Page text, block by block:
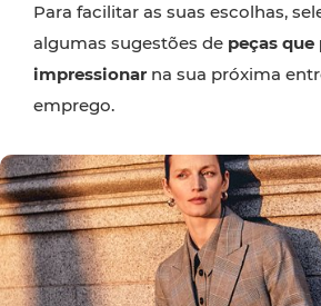
Para facilitar as suas escolhas,
algumas sugestões de peças
impressionar na sua próxima
emprego.